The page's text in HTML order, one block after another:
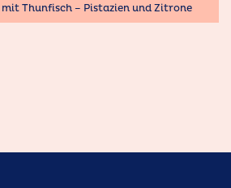
Thunfisch – Pistazien und Zitrone